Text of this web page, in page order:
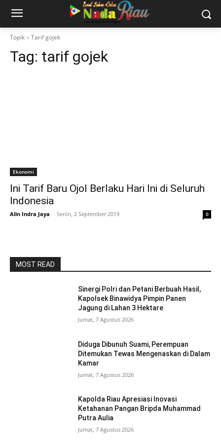
Topik Tarif gojek
Tag: tarif gojek
Ekonomi
Ini Tarif Baru Ojol Berlaku Hari Ini di Seluruh
Indonesia
Alin Indra Jaya - Senin, 2 September 2019 0
MOST READ
Sinergi Polri dan Petani Berbuah Hasil,
Kapolsek Binawidya Pimpin Panen
Jagung di Lahan 3 Hektare
Jumat, 7 Agustus 2026
Diduga Dibunuh Suami, Perempuan
Ditemukan Tewas Mengenaskan di Dalam
Kamar
Jumat, 7 Agustus 2026
Kapolda Riau Apresiasi Inovasi
Ketahanan Pangan Bripda Muhammad
Putra Aulia
Jumat, 7 Agustus 2026